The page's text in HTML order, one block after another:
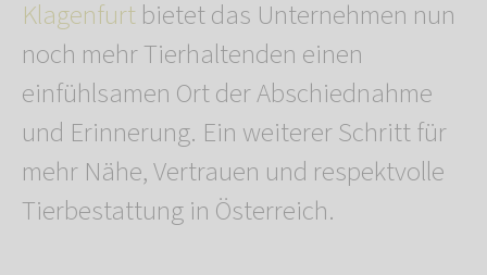
Klagenfurtbietet das Unternehmen nun
noch mehr Tierhaltenden einen
einfühlsamen Ort der Abschiednahme
und Erinnerung. Ein weiterer Schritt für
mehr Nähe, Vertrauen und respektvolle
Tierbestattung in Österreich.